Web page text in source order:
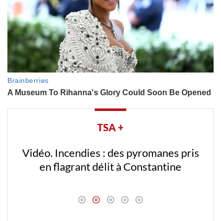
TSA +
Vidéo. Incendies : des pyromanes pris
en flagrant délit à Constantine